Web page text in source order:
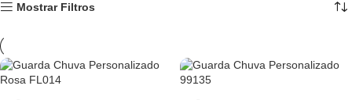
Mostrar Filtros